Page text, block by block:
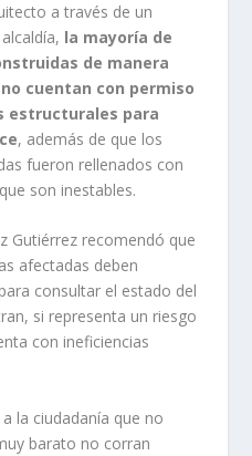
a través de un
la mayoría de
de manera
cuentan con permiso
estructurales para
, además de que los
fueron rellenados con
son inestables.
Gutiérrez recomendó que
afectadas deben
consultar el estado del
si representa un riesgo
con ineficiencias
la ciudadanía que no
barato no corran